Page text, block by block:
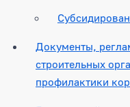
Документы,
строительных
профилактики